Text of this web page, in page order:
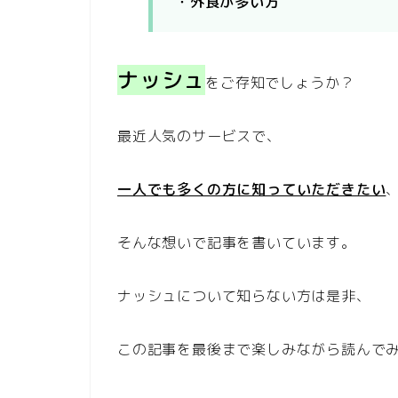
ナッシュ をご存知でしょうか？
最近人気のサービスで、
一人でも多くの方に知っていただきたい、
そんな想いで記事を書いています。
ナッシュについて知らない方は是非、
この記事を最後まで楽しみながら読んで